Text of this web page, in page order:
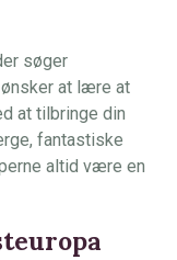
søger
ønsker at lære at
at tilbringe din
fantastiske
altid være en